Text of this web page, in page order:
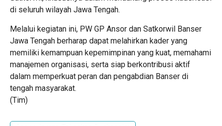
di seluruh wilayah Jawa Tengah.
Melalui kegiatan ini, PW GP Ansor dan Satkorwil Banser
Jawa Tengah berharap dapat melahirkan kader yang
memiliki kemampuan kepemimpinan yang kuat, memahami
manajemen organisasi, serta siap berkontribusi aktif
dalam memperkuat peran dan pengabdian Banser di
tengah masyarakat.
(Tim)